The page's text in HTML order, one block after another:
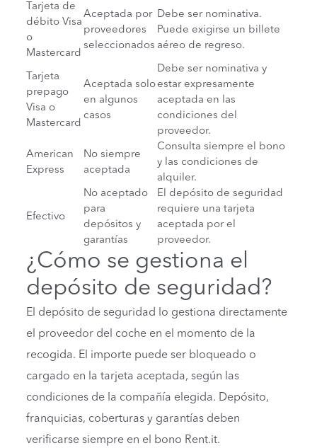
Tarjeta de
débito Visa
o
Mastercard
Aceptada por
proveedores
seleccionados
Debe ser nominativa.
Puede exigirse un billete
aéreo de regreso.
Tarjeta
prepago
Visa o
Mastercard
Aceptada solo
en algunos
casos
Debe ser nominativa y
estar expresamente
aceptada en las
condiciones del
proveedor.
American
Express
No siempre
aceptada
Consulta siempre el bono
y las condiciones de
alquiler.
Efectivo
No aceptado
para
depósitos y
garantías
El depósito de seguridad
requiere una tarjeta
aceptada por el
proveedor.
¿Cómo se gestiona el
depósito de seguridad?
El depósito de seguridad lo gestiona directamente
el proveedor del coche en el momento de la
recogida. El importe puede ser bloqueado o
cargado en la tarjeta aceptada, según las
condiciones de la compañía elegida. Depósito,
franquicias, coberturas y garantías deben
verificarse siempre en el bono Rent.it.